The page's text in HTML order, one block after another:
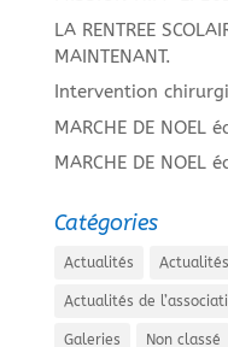
LA RENTREE
MAINTENANT.
Intervention
MARCHE DE NOEL
MARCHE DE NOEL
Catégories
Actualités
Actualités de
Galeries Non classé